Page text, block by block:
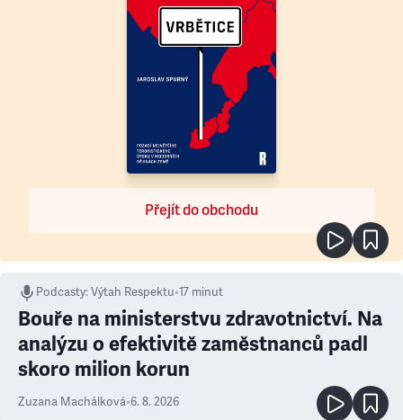
Přejít do obchodu
Podcasty:Výtah Respektu•17 minut
Bouře na ministerstvu zdravotnictví. Na
analýzu o efektivitě zaměstnanců padl
skoro milion korun
Zuzana Machálková•6. 8. 2026